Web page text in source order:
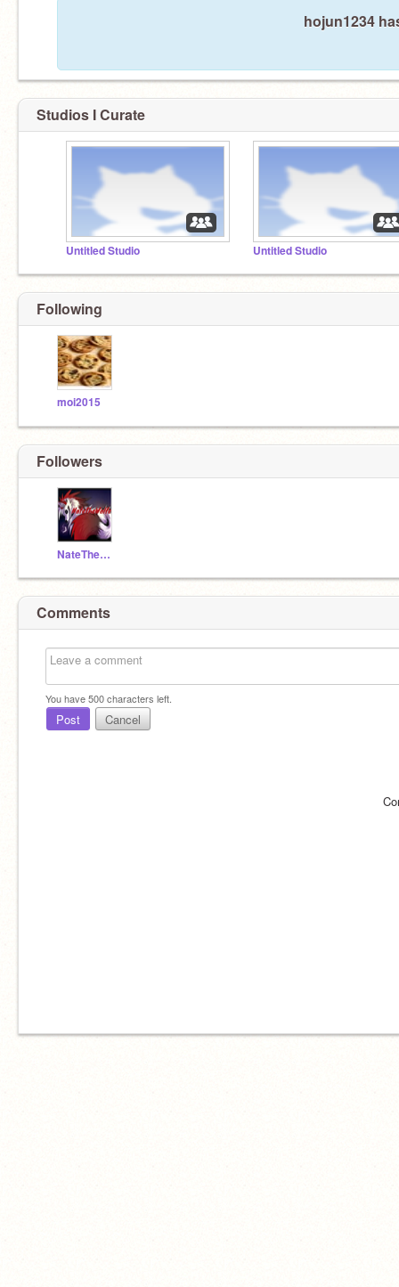
hojun1234
Studios I Curate
Untitled Studio Untitled Studio
Following
moi2015
Followers
NateTheWolfe
Comments
You have500characters left.
Post Cancel